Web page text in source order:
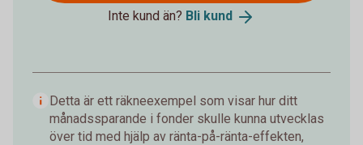
Inte kund än? Bli kund
Detta är ett räkneexempel som visar hur ditt
månadssparande i fonder skulle kunna utvecklas
över tid med hjälp av ränta-på-ränta-effekten,